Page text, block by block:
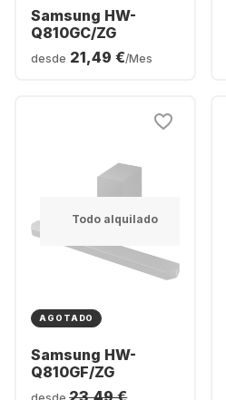
Samsung HW-
Q810GC/ZG
desde 21,49 €/Mes
Todo alquilado
AGOTADO
Samsung HW-
Q810GF/ZG
23,49 €